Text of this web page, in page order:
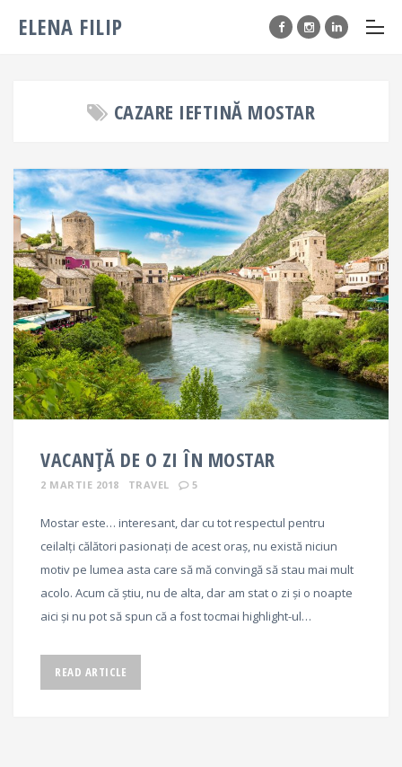
ELENA FILIP
CAZARE IEFTINĂ MOSTAR
VACANȚĂ DE O ZI ÎN MOSTAR
2 MARTIE 2018 TRAVEL 5
Mostar este… interesant, dar cu tot respectul pentru
ceilalți călători pasionați de acest oraș, nu există niciun
motiv pe lumea asta care să mă convingă să stau mai mult
acolo. Acum că știu, nu de alta, dar am stat o zi și o noapte
aici și nu pot să spun că a fost tocmai highlight-ul…
READ ARTICLE